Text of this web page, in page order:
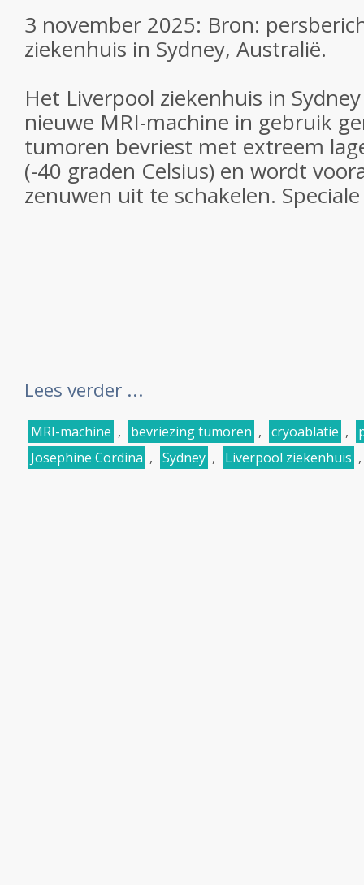
3 november 2025: Bron:
ziekenhuis in Sydney, Australië.
Het Liverpool ziekenhuis in
nieuwe MRI-machine in gebruik
tumoren bevriest met extreem
(-40 graden Celsius) en wordt
zenuwen uit te schakelen.
Lees verder ...
MRI-machine , bevriezing tumoren , cryoablatie ,
Josephine Cordina , Sydney , Liverpool ziekenhuis ,